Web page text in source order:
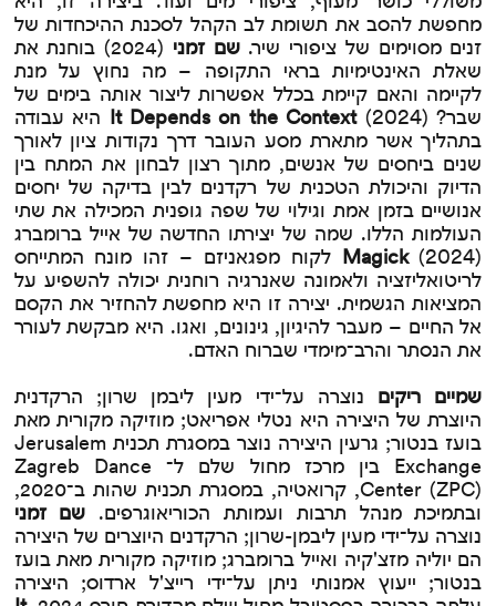
מחפשת להסב את תשומת לב הקהל לסכנת ההיכחדות של
זנים מסוימים של ציפורי שיר.שם זמני
(2024) בוחנת את
שאלת האינטימיות בראי התקופה – מה נחוץ על מנת
לקיימה והאם קיימת בכלל אפשרות ליצור אותה בימים של
שבר?
It Depends on the Context (2024) היא עבודה
בתהליך אשר מתארת מסע העובר דרך נקודות ציון לאורך
שנים ביחסים של אנשים, מתוך רצון לבחון את המתח בין
הדיוק והיכולת הטכנית של רקדנים לבין בדיקה של יחסים
אנושיים בזמן אמת וגילוי של שפה גופנית המכילה את שתי
העולמות הללו. שמה של יצירתו החדשה של אייל ברומברג
Magick (2024) לקוח מפגאניזם – זהו מונח המתייחס
לריטואליזציה ולאמונה שאנרגיה רוחנית יכולה להשפיע על
המציאות הגשמית. יצירה זו היא מחפשת להחזיר את הקסם
אל החיים – מעבר להיגיון, גינונים, ואגו. היא מבקשת לעורר
את הנסתר והרב־מימדי שברוח האדם.
שמיים ריקים נוצרה על־ידי מעין ליבמן שרון; הרקדנית
היוצרת של היצירה היא נטלי אפריאט; מוזיקה מקורית מאת
בועז בנטור; גרעין היצירה נוצר במסגרת תכנית Jerusalem
Exchange בין מרכז מחול שלם ל־ Zagreb Dance
Center (ZPC), קרואטיה, במסגרת תכנית שהות ב־2020,
ובתמיכת מנהל תרבות ועמותת הכוריאוגרפים. שם זמני
נוצרה על־ידי מעין ליבמן-שרון; הרקדנים היוצרים של היצירה
הם יוליה מזצ'קיה ואייל ברומברג; מוזיקה מקורית מאת בועז
בנטור; ייעוץ אמנותי ניתן על־ידי רייצ'ל ארדוס; היצירה